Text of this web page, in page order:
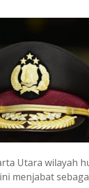
Utara wilayah
menjabat